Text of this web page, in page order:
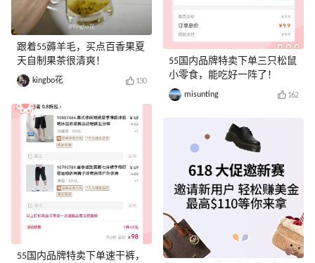
跟着55薅羊毛，买点百香果夏
天自制果茶很清爽！
kingbo花 130
55国内品牌特卖下单速干裤，
55国内品牌特卖下单三只松鼠
小零食，能吃好一阵了！
misunting 162